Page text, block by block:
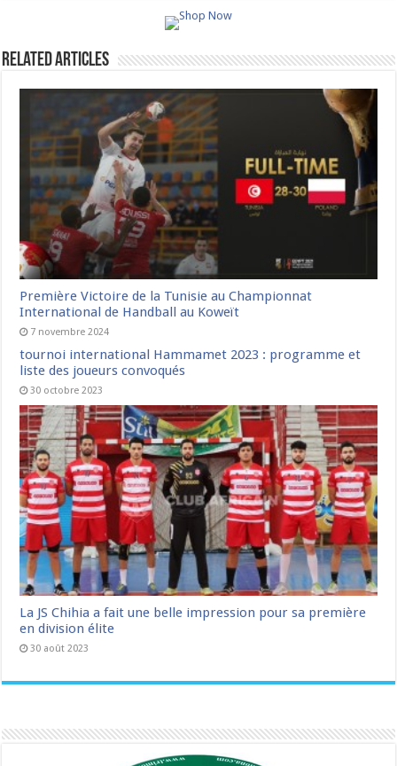
Related Articles
Première Victoire de la Tunisie au Championnat
International de Handball au Koweït
7 novembre 2024
tournoi international Hammamet 2023 : programme et
liste des joueurs convoqués
30 octobre 2023
La JS Chihia a fait une belle impression pour sa première
en division élite
30 août 2023